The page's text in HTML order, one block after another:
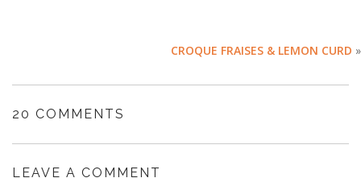
CROQUE FRAISES & LEMON CURD »
20 COMMENTS
LEAVE A COMMENT